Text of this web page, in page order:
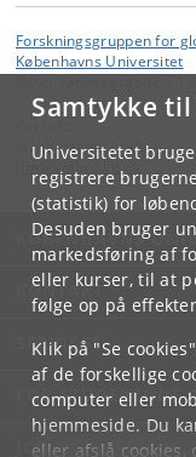
Samtykke
Universitetet
registrere
(statistik) for
Desuden bruger
markedsføring af
eller kurser, til at
følge op på
Klik på "Se
af de forskellige
computer eller
hjemmeside. Du
eller afslå
Forskningsgruppen for
Københavns Universitet
Jacob Fischer Møller
KØBENHAVNS
KONTAKT
SERVICES
FOR STUDERENDE
JOB OG KARRIERE